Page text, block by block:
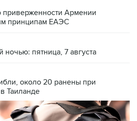
Армении
принципам ЕАЭС
ночью: пятница, 7 августа
около 20 ранены при
Таиланде